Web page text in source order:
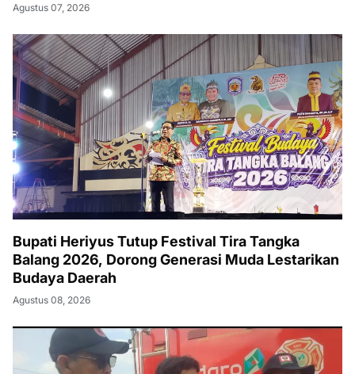
Agustus 07, 2026
Bupati Heriyus Tutup Festival Tira Tangka
Balang 2026, Dorong Generasi Muda Lestarikan
Budaya Daerah
Agustus 08, 2026